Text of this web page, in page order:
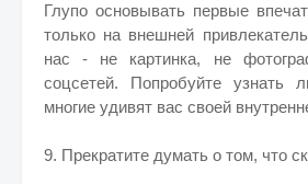
Глупо основывать первые
только на внешней
нас - не картинка, не
соцсетей. Попробуйте узнать
многие удивят вас своей
9. Прекратите думать о том, что